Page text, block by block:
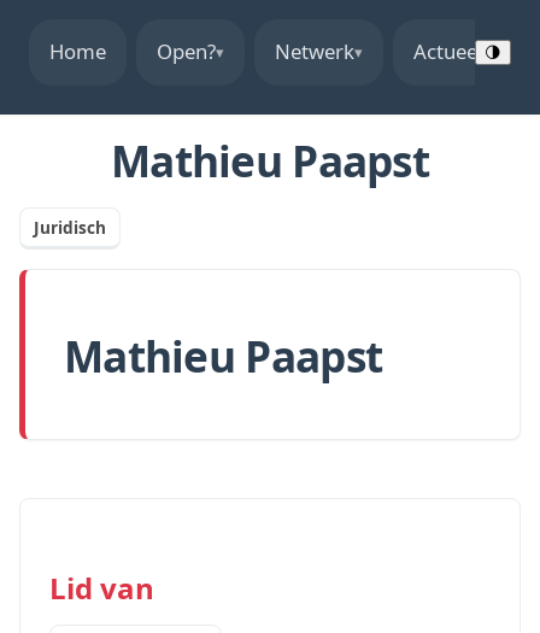
Home Open?▾ Netwerk▾ Actueel ▾🌗
Mathieu Paapst
Juridisch
Mathieu Paapst
Lid van